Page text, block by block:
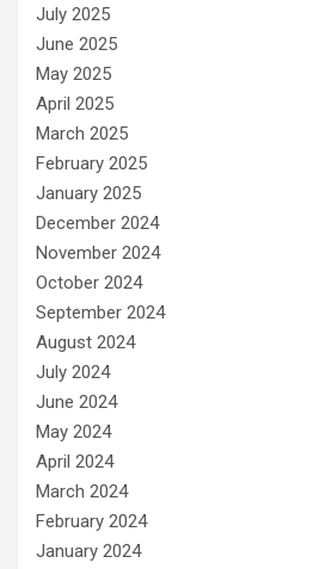
July 2025
June 2025
May 2025
April 2025
March 2025
February 2025
January 2025
December 2024
November 2024
October 2024
September 2024
August 2024
July 2024
June 2024
May 2024
April 2024
March 2024
February 2024
January 2024